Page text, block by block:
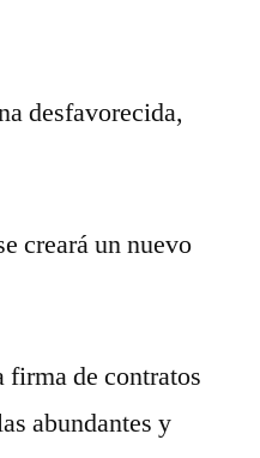
desfavorecida,
creará un nuevo
firma de contratos
abundantes y